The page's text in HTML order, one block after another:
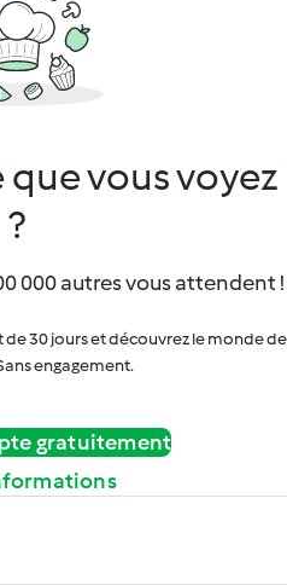
que vous voyez
?
000 autres vous attendent !
30 jours et découvrez le monde de
engagement.
gratuitement